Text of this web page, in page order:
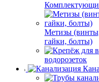
Метизы
гайки, болты)
водорозеток